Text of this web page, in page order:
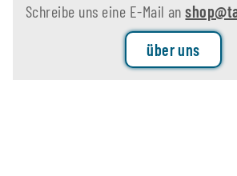
Schreibe uns eine E-Mail an
über uns